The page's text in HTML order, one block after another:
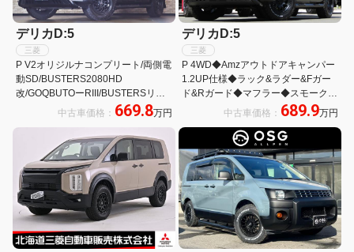
デリカD:5
三菱
P V2オリジルナコンプリート/両側電
動SD/BUSTERS2080HD
改/GOQBUTOーRIII/BUSTERSリア
ラダー/MADLYS RMオーバーフェン
ダー/MADLYSヘッドライトプロテク
中古車価格： 669.8万円
デリカD:5
三菱
P 4WD◆Amzアウトドアキャンパー
1.2UP仕様◆ラック&ラダー&Fガー
ド&Rガード◆マフラー◆スモークテ
ール◆オバフェン◆BIGX11型ナビ&
アラビュー&ETC◆AW&BFタイヤ◆
衝突軽減&レダクル
中古車価格： 689.9万円